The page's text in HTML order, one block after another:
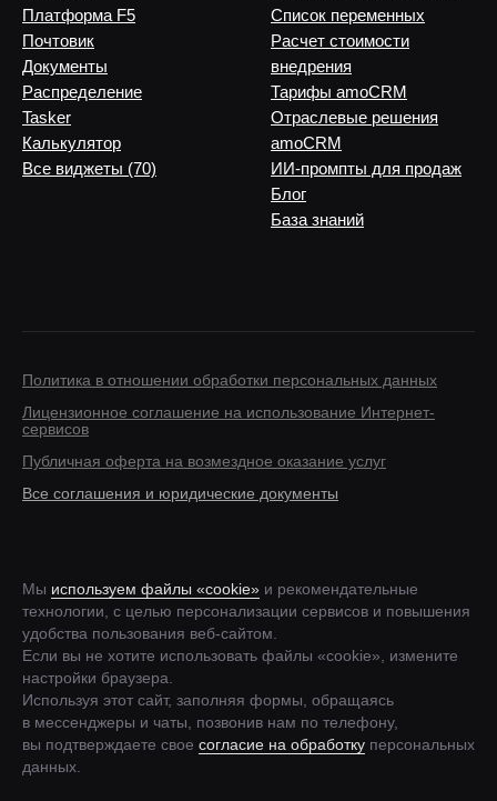
Платформа F5
Почтовик
Документы
Распределение
Tasker
Калькулятор
Все виджеты (70)
Список переменных
Расчет стоимости
внедрения
Тарифы amoCRM
Отраслевые решения
amoCRM
ИИ-промпты для продаж
Блог
База знаний
Политика в отношении обработки персональных данных
Лицензионное соглашение на использование Интернет-
сервисов
Публичная оферта на возмездное оказание услуг
Все соглашения и юридические документы
Мы используем файлы «cookie» и рекомендательные
технологии, с целью персонализации сервисов и повышения
удобства пользования веб-сайтом.
Если вы не хотите использовать файлы «cookie», измените
настройки браузера.
Используя этот сайт, заполняя формы, обращаясь
в мессенджеры и чаты, позвонив нам по телефону,
вы подтверждаете свое согласие на обработку персональных
данных.